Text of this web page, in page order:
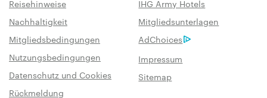
Nachhaltigkeit
Mitgliedsunterlagen
Mitgliedsbedingungen
AdChoices
Nutzungsbedingungen
Datenschutz und Cookies
Sitemap
Rückmeldung